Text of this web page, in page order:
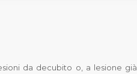
da decubito o, a lesione già